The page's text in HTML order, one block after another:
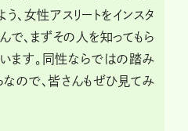
、女性アスリートをインスタ
で、まずその人を知ってもら
ます。同性ならではの踏み
ので、皆さんもぜひ見てみ